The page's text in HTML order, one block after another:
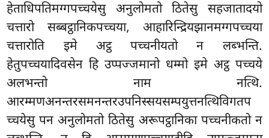
हेताधिपतिमग्गपच्चयेसु अनुलोमतो ठितेसु सहजातादयो
चत्तारो सब्बट्ठानिकपच्चया, आहारिन्द्रियझानमग्गपच्चया
चत्तारोति इमे अट्ठ पच्चनीयतो न लब्भन्ति.
हेतुपच्चयादिवसेन हि उप्पज्जमानो धम्मो इमे अट्ठ पच्चये
अलभन्तो नाम नत्थि.
आरम्मणअनन्तरसमनन्तरउपनिस्सयसम्पयुत्तनत्थिविगतप
च्चयेसु पन अनुलोमतो ठितेसु अरूपट्ठानिका पच्चनीकतो न